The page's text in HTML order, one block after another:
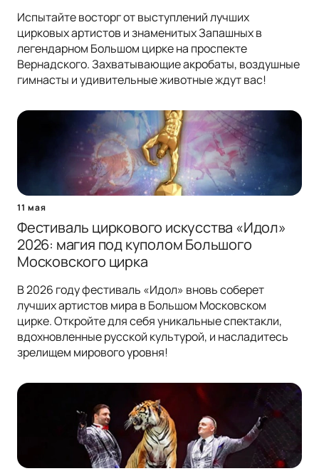
Испытайте восторг от выступлений лучших
цирковых артистов и знаменитых Запашных в
легендарном Большом цирке на проспекте
Вернадского. Захватывающие акробаты, воздушные
гимнасты и удивительные животные ждут вас!
11 мая
Фестиваль циркового искусства «Идол»
2026: магия под куполом Большого
Московского цирка
В 2026 году фестиваль «Идол» вновь соберет
лучших артистов мира в Большом Московском
цирке. Откройте для себя уникальные спектакли,
вдохновленные русской культурой, и насладитесь
зрелищем мирового уровня!